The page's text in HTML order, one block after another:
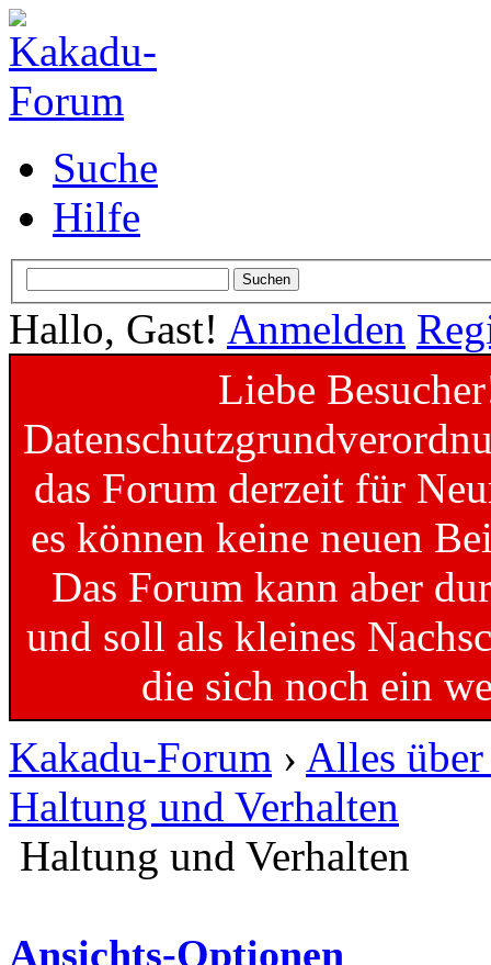
Suche
Hilfe
Hallo, Gast! Anmelden
Liebe
das Forum derzeit für
es können keine neuen
Das Forum kann aber
und soll als kleines
die sich noch ein
Kakadu-Forum › Alles
Haltung und Verhalten
Haltung und Verhalten
Ansichts-Optionen